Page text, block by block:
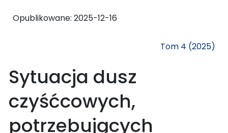
Opublikowane: 2025-12-16
Tom 4 (2025)
Sytuacja dusz
czyśćcowych,
potrzebujących